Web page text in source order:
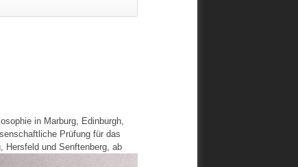
in Marburg, Edinburgh,
Prüfung für das
Hersfeld und Senftenberg, ab